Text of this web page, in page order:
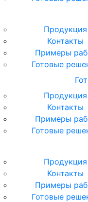
Продукция
Контакты
Примеры
Готовые
Продукция
Контакты
Примеры
Готовые
Продукция
Контакты
Примеры
Готовые